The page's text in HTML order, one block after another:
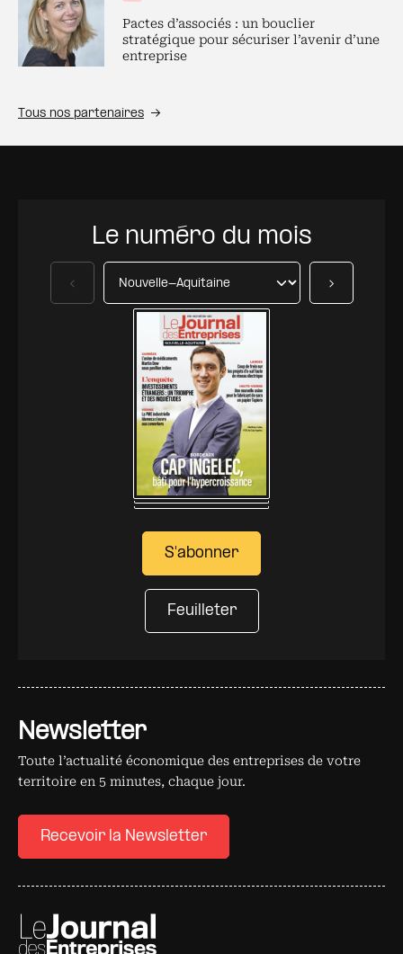
Pactes d’associés : un bouclier
stratégique pour sécuriser l’avenir d’une
entreprise
Tous nos partenaires
Newsletter
Toute l’actualité économique des entreprises de votre
territoire en 5 minutes, chaque jour.
Recevoir la Newsletter
Le numéro du mois
S'abonner
Feuilleter
Précédent Suivant